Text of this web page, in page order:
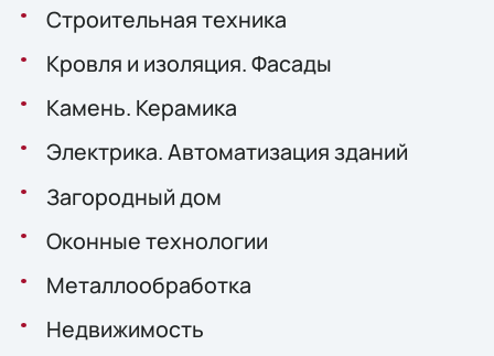
Строительная техника
Кровля и изоляция. Фасады
Камень. Керамика
Электрика. Автоматизация зданий
Загородный дом
Оконные технологии
Металлообработка
Недвижимость